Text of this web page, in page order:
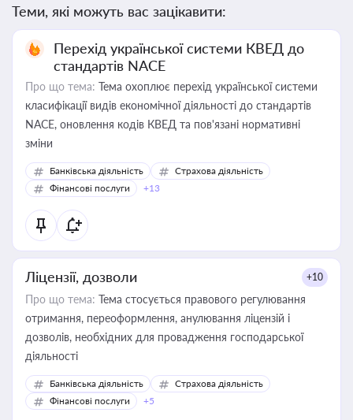
Теми, які можуть вас зацікавити:
Перехід української системи КВЕД до
стандартів NACE
Про що тема: Тема охоплює перехід української системи
класифікації видів економічної діяльності до стандартів
NACE, оновлення кодів КВЕД та пов'язані нормативні
зміни
Банківська діяльність
Страхова діяльність
Фінансові послуги
+13
Ліцензії, дозволи +10
Про що тема: Тема стосується правового регулювання
отримання, переоформлення, анулювання ліцензій і
дозволів, необхідних для провадження господарської
діяльності
Банківська діяльність
Страхова діяльність
Фінансові послуги
+5